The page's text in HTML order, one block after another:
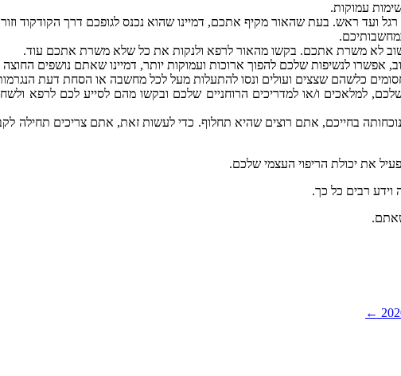
עמוקות.
רגל ועד ראש. בעת שהאור מקיף אתכם, דמיינו שהוא נכנס לגופכם דרך הקודקוד
.
לא משרת אתכם. בקשו מהאור לרפא ולנקות את כל שלא משרת אתכם עוד.
, אפשרו לנשיפות שלכם להפוך ארוכות ועמוקות יותר, דמיינו שאתם נושפים החוצה
כלשהם שצצים ועולים ונסו להתעלות מעל לכל מחשבה או הסחת דעת
, למלאכים ו/או למדריכים הרוחניים שלכם ובקשו מהם לסייע לכם לרפא
נוכחותה בחייכם, אתם רוצים שהיא תחלוף. כדי לעשות זאת, אתם צריכים תחילה
את יכולת הריפוי העצמי שלכם.
וידע רבים כל כך.
.
←